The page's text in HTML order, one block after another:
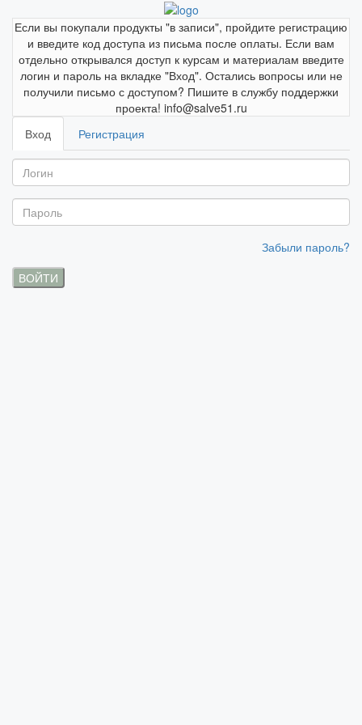
Если вы покупали продукты "в записи", пройдите регистрацию
и введите код доступа из письма после оплаты. Если вам
отдельно открывался доступ к курсам и материалам введите
логин и пароль на вкладке "Вход". Остались вопросы или не
получили письмо с доступом? Пишите в службу поддержки
проекта! info@salve51.ru
Вход
Регистрация
Забыли пароль?
ВОЙТИ